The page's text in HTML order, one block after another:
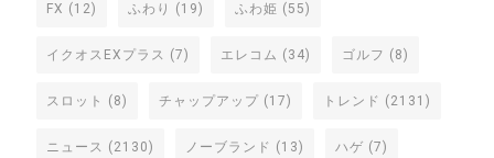
FX (12) ふわり (19) ふわ姫 (55)
イクオスEXプラス (7) エレコム (34) ゴルフ (8)
スロット (8) チャップアップ (17) トレンド (2131)
ニュース (2130) ノーブランド (13) ハゲ (7)